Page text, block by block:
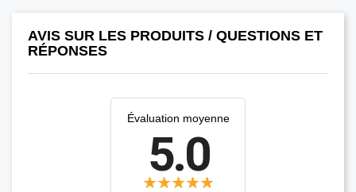
AVIS SUR LES PRODUITS / QUESTIONS ET
RÉPONSES
Évaluation moyenne
5.0